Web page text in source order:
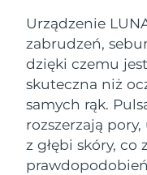
Urządzenie
zabrudzeń,
dzięki czemu
skuteczna niż
samych rąk.
rozszerzają
z głębi skóry, co
Filipiny
Polska
Portugalia
Portoryko